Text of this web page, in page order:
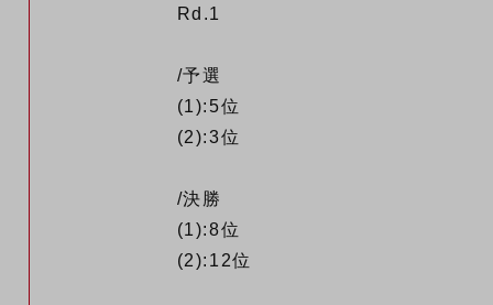
Rd.1
/予選
(1):5位
(2):3位
/決勝
(1):8位
(2):12位